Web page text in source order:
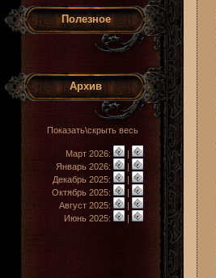
Полезное
Архив
Показать\скрыть весь
Март 2026:
|
Январь 2026:
|
Декабрь 2025:
|
Октябрь 2025:
|
Август 2025:
|
Июнь 2025:
|